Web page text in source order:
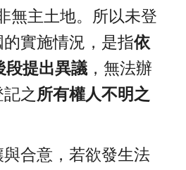
無主土地。所以未登
實施情況，是指依
段提出異議 ，無法辦
之所有權人不明之
合意，若欲發生法